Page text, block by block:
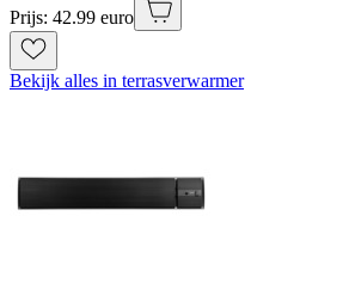
Prijs: 42.99 euro
Bekijk alles in terrasverwarmer